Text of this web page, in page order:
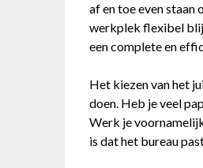
af en toe even staan
werkplek flexibel
een complete en
Het kiezen van het
doen. Heb je veel
Werk je
is dat het bureau